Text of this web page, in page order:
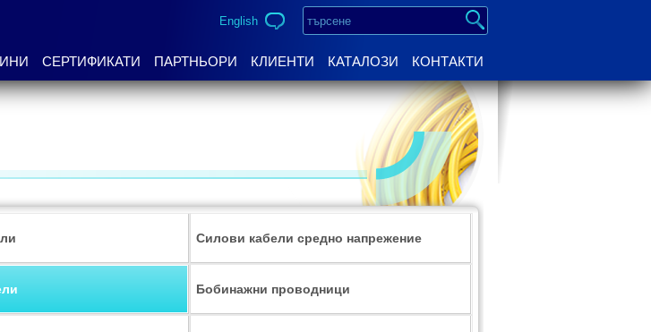
English
СЕРТИФИКАТИ ПАРТНЬОРИ КЛИЕНТИ КАТАЛОЗИ КОНТАКТИ
Силови кабели средно напрежение
Бобинажни проводници